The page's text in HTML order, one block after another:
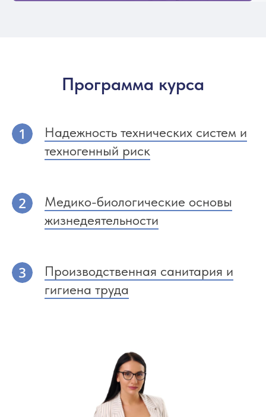
Программа курса
Надежность технических систем и
техногенный риск
Медико-биологические основы
жизнедеятельности
Производственная санитария и
гигиена труда